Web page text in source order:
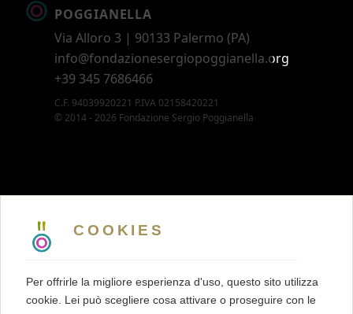
COOKIES
Per offrirle la migliore esperienza d'uso, questo sito utilizza
cookie. Lei può scegliere cosa attivare o proseguire con le
POGGIANELLA
Via Alloro 3 | 90133 Palermo (PA)
info@fondazionesergiopoggianella.org
+39 345 7686466
C.F. 94039920221 P.IVA 02158420221
© 2014 - 2026 Fondazione Sergio Poggianella
5 X MILLE
MEMBERSHIP
TRASPARENZA
TERMINI E CONDIZIONI